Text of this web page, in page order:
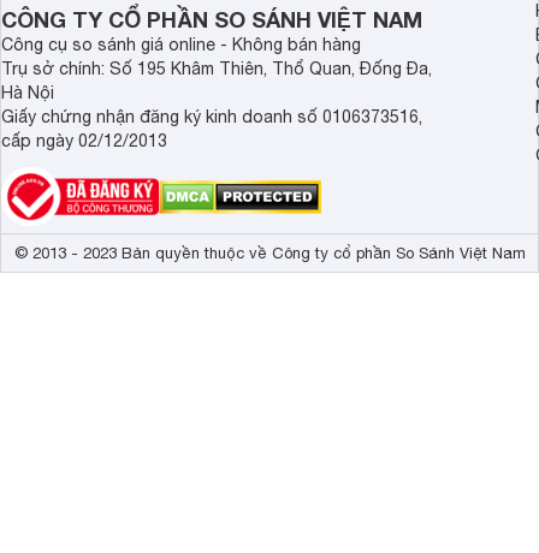
CÔNG TY CỔ PHẦN SO SÁNH VIỆT NAM
Công cụ so sánh giá online - Không bán hàng
Trụ sở chính: Số 195 Khâm Thiên, Thổ Quan, Đống Đa,
Hà Nội
Giấy chứng nhận đăng ký kinh doanh số 0106373516,
cấp ngày 02/12/2013
© 2013 - 2023 Bản quyền thuộc về Công ty cổ phần So Sánh Việt Nam